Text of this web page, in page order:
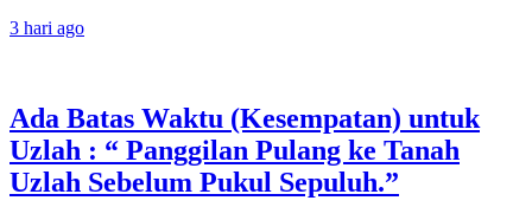
3 hari ago
Ada Batas Waktu (Kesempatan) untuk
Uzlah : “ Panggilan Pulang ke Tanah
Uzlah Sebelum Pukul Sepuluh.”